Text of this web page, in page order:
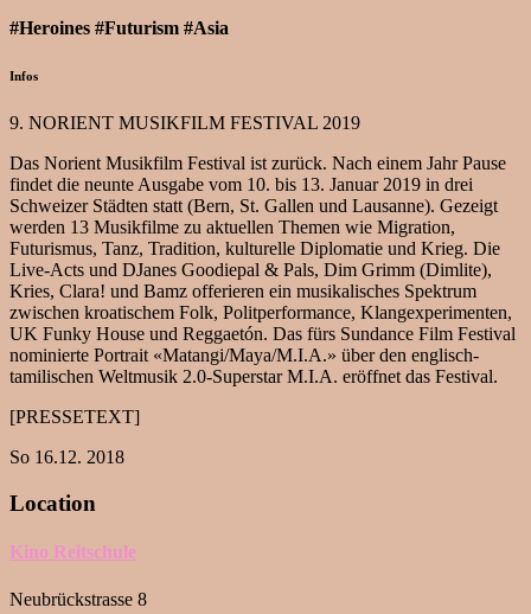
#Heroines #Futurism #Asia
Infos
9. NORIENT MUSIKFILM FESTIVAL 2019
Das Norient Musikfilm Festival ist zurück. Nach einem Jahr Pause
findet die neunte Ausgabe vom 10. bis 13. Januar 2019 in drei
Schweizer Städten statt (Bern, St. Gallen und Lausanne). Gezeigt
werden 13 Musikfilme zu aktuellen Themen wie Migration,
Futurismus, Tanz, Tradition, kulturelle Diplomatie und Krieg. Die
Live-Acts und DJanes Goodiepal & Pals, Dim Grimm (Dimlite),
Kries, Clara! und Bamz offerieren ein musikalisches Spektrum
zwischen kroatischem Folk, Politperformance, Klangexperimenten,
UK Funky House und Reggaetón. Das fürs Sundance Film Festival
nominierte Portrait «Matangi/Maya/M.I.A.» über den englisch-
tamilischen Weltmusik 2.0-Superstar M.I.A. eröffnet das Festival.
[PRESSETEXT]
So 16.12. 2018
Location
Kino Reitschule
Neubrückstrasse 8